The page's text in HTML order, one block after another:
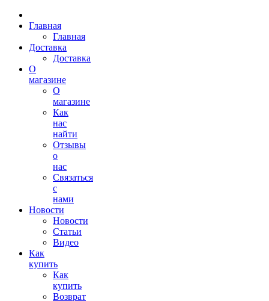
Главная
Главная
Доставка
Доставка
О
магазине
О
магазине
Как
нас
найти
Отзывы
о
нас
Связаться
с
нами
Новости
Новости
Статьи
Видео
Как
купить
Как
купить
Возврат